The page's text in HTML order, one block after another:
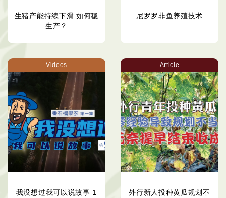
生猪产能持续下滑 如何稳
生产？
尼罗罗非鱼养殖技术
Videos
我没想过我可以说故事 1
Article
外行新人投种黄瓜规划不